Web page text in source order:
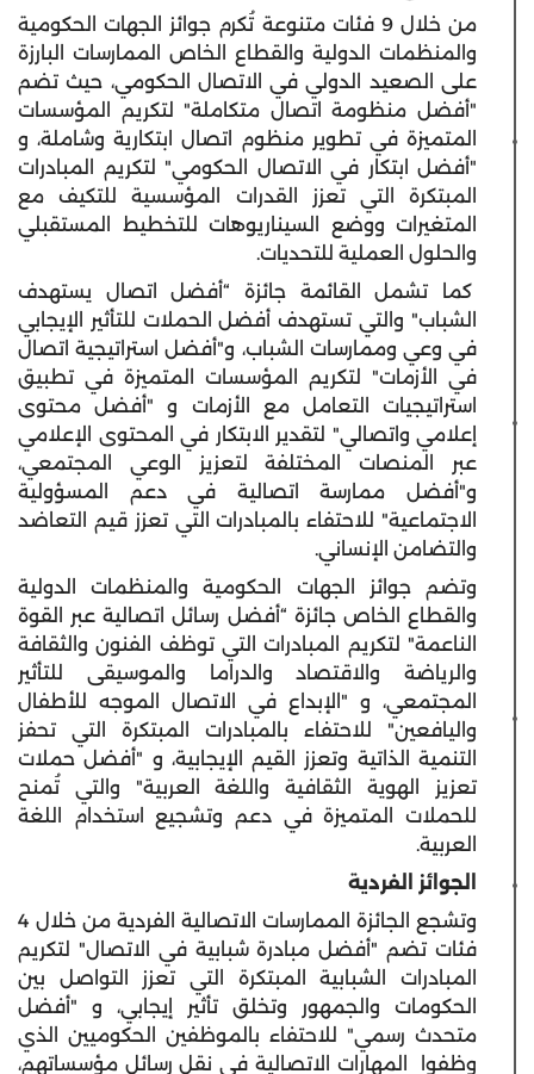
من خلال 9 فئات متنوعة تُكرم جوائز الجهات الحكومية
والمنظمات الدولية والقطاع الخاص الممارسات البارزة
على الصعيد الدولي في الاتصال الحكومي، حيث تضم
"أفضل منظومة اتصال متكاملة" لتكريم المؤسسات
المتميزة في تطوير منظوم اتصال ابتكارية وشاملة، و
"أفضل ابتكار في الاتصال الحكومي" لتكريم المبادرات
المبتكرة التي تعزز القدرات المؤسسية للتكيف مع
المتغيرات ووضع السيناريوهات للتخطيط المستقبلي
والحلول العملية للتحديات.
كما تشمل القائمة جائزة “أفضل اتصال يستهدف
الشباب" والتي تستهدف أفضل الحملات للتأثير الإيجابي
في وعي وممارسات الشباب، و"أفضل استراتيجية اتصال
في الأزمات" لتكريم المؤسسات المتميزة في تطبيق
استراتيجيات التعامل مع الأزمات و "أفضل محتوى
إعلامي واتصالي" لتقدير الابتكار في المحتوى الإعلامي
عبر المنصات المختلفة لتعزيز الوعي المجتمعي،
و"أفضل ممارسة اتصالية في دعم المسؤولية
الاجتماعية" للاحتفاء بالمبادرات التي تعزز قيم التعاضد
والتضامن الإنساني.
وتضم جوائز الجهات الحكومية والمنظمات الدولية
والقطاع الخاص جائزة “أفضل رسائل اتصالية عبر القوة
الناعمة" لتكريم المبادرات التي توظف الفنون والثقافة
والرياضة والاقتصاد والدراما والموسيقى للتأثير
المجتمعي، و "الإبداع في الاتصال الموجه للأطفال
واليافعين" للاحتفاء بالمبادرات المبتكرة التي تحفز
التنمية الذاتية وتعزز القيم الإيجابية، و "أفضل حملات
تعزيز الهوية الثقافية واللغة العربية" والتي تُمنح
للحملات المتميزة في دعم وتشجيع استخدام اللغة
العربية.
الجوائز الفردية
وتشجع الجائزة الممارسات الاتصالية الفردية من خلال 4
فئات تضم "أفضل مبادرة شبابية في الاتصال" لتكريم
المبادرات الشبابية المبتكرة التي تعزز التواصل بين
الحكومات والجمهور وتخلق تأثير إيجابي، و "أفضل
متحدث رسمي" للاحتفاء بالموظفين الحكوميين الذي
وظفوا المهارات الاتصالية في نقل رسائل مؤسساتهم،